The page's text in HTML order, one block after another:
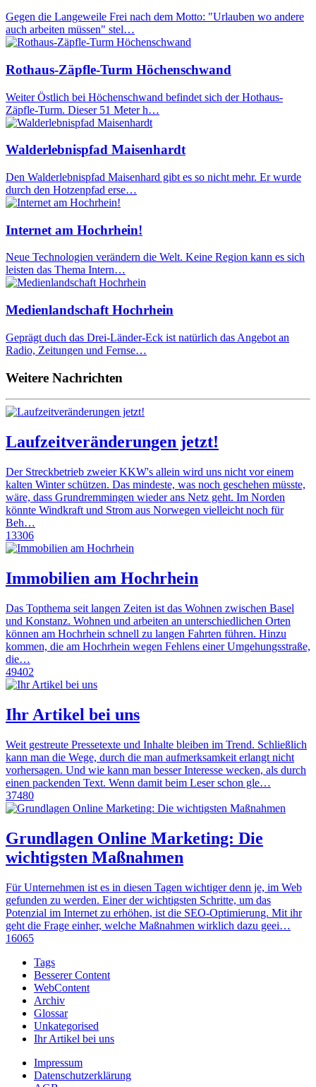
Gegen die Langeweile Frei nach dem Motto: "Urlauben wo andere
auch arbeiten müssen" stel…
Rothaus-Zäpfle-Turm Höchenschwand
Weiter Östlich bei Höchenschwand befindet sich der Hothaus-
Zäpfle-Turm. Dieser 51 Meter h…
Walderlebnispfad Maisenhardt
Den Walderlebnispfad Maisenhard gibt es so nicht mehr. Er wurde
durch den Hotzenpfad erse…
Internet am Hochrhein!
Neue Technologien verändern die Welt. Keine Region kann es sich
leisten das Thema Intern…
Medienlandschaft Hochrhein
Geprägt duch das Drei-Länder-Eck ist natürlich das Angebot an
Radio, Zeitungen und Fernse…
Weitere Nachrichten
Laufzeitveränderungen jetzt!
Der Streckbetrieb zweier KKW's allein wird uns nicht vor einem
kalten Winter schützen. Das mindeste, was noch geschehen müsste,
wäre, dass Grundremmingen wieder ans Netz geht. Im Norden
könnte Windkraft und Strom aus Norwegen vielleicht noch für
Beh…
13306
Immobilien am Hochrhein
Das Topthema seit langen Zeiten ist das Wohnen zwischen Basel
und Konstanz. Wohnen und arbeiten an unterschiedlichen Orten
können am Hochrhein schnell zu langen Fahrten führen. Hinzu
kommen, die am Hochrhein wegen Fehlens einer Umgehungsstraße,
die…
49402
Ihr Artikel bei uns
Weit gestreute Pressetexte und Inhalte bleiben im Trend. Schließlich
kann man die Wege, durch die man aufmerksamkeit erlangt nicht
vorhersagen. Und wie kann man besser Interesse wecken, als durch
einen packenden Text. Wenn damit beim Leser schon gle…
37480
Grundlagen Online Marketing: Die
wichtigsten Maßnahmen
Für Unternehmen ist es in diesen Tagen wichtiger denn je, im Web
gefunden zu werden. Einer der wichtigsten Schritte, um das
Potenzial im Internet zu erhöhen, ist die SEO-Optimierung. Mit ihr
geht die Frage einher, welche Maßnahmen wirklich dazu geei…
16065
Tags
Besserer Content
WebContent
Archiv
Glossar
Unkategorised
Ihr Artikel bei uns
Impressum
Datenschutzerklärung